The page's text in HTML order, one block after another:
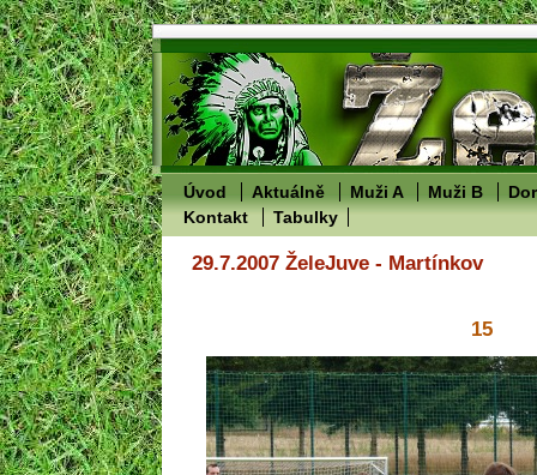
Úvod Aktuálně Muži A Muži B
Kontakt
Tabulky
29.7.2007 ŽeleJuve - Martínkov
15